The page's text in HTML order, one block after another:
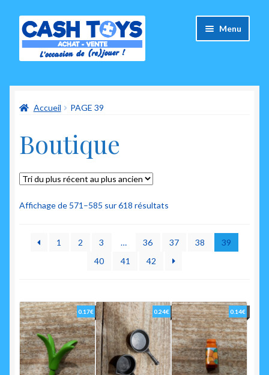
Aller
à
Aller
au
contenu
Menu
Carte Cadeau
Panier
Mes commandes
Mon compte
Ouvrir
le
Accueil PAGE 39
Boutique
Affichage de 571–585 sur 618 résultats
récent
au
1 2 3 … 36 37 38
39
40
41 42
0.17€ 0.24€ 0.14€